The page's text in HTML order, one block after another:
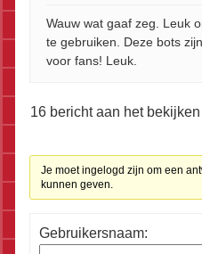
Wauw wat gaaf zeg. Leuk
te gebruiken. Deze bots
voor fans! Leuk.
16 bericht aan het
Je moet ingelogd zijn om een
kunnen geven.
Gebruikersnaam: